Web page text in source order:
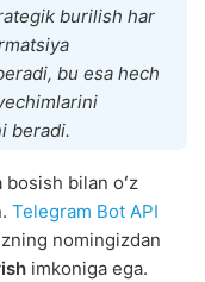
burilish har
bu esa hech
beradi.
bilan oʻz
Telegram Bot API
nomingizdan
imkoniga ega.